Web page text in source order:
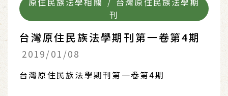
刊
台灣原住民族法學期刊第一卷第4期
2019/01/08
台灣原住民族法學期刊第一卷第4期